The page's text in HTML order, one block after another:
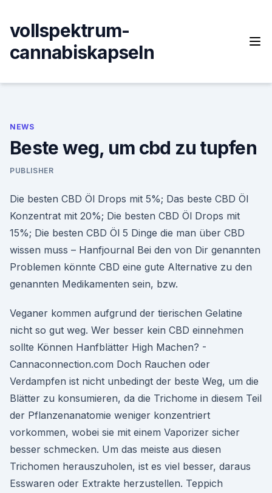
content
vollspektrum-
cannabiskapseln
NEWS
Beste weg, um cbd zu tupfen
PUBLISHER
Die besten CBD Öl Drops mit 5%; Das beste CBD Öl
Konzentrat mit 20%; Die besten CBD Öl Drops mit
15%; Die besten CBD Öl 5 Dinge die man über CBD
wissen muss – Hanfjournal Bei den von Dir genannten
Problemen könnte CBD eine gute Alternative zu den
genannten Medikamenten sein, bzw.
Veganer kommen aufgrund der tierischen Gelatine
nicht so gut weg. Wer besser kein CBD einnehmen
sollte Können Hanfblätter High Machen? -
Cannaconnection.com Doch Rauchen oder
Verdampfen ist nicht unbedingt der beste Weg, um die
Blätter zu konsumieren, da die Trichome in diesem Teil
der Pflanzenanatomie weniger konzentriert
vorkommen, wobei sie mit einem Vaporizer sicher
besser schmecken. Um das meiste aus diesen
Trichomen herauszuholen, ist es viel besser, daraus
Esswaren oder Extrakte herzustellen. Teppich